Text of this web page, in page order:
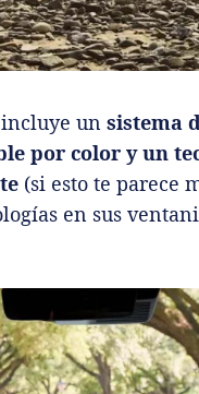
un sistema
por color y un
(si esto te parece
en sus